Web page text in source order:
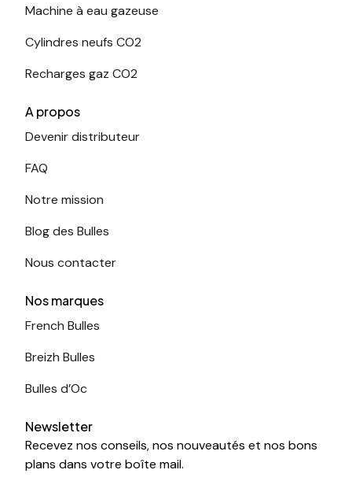
Machine à eau gazeuse
Cylindres neufs CO2
Recharges gaz CO2
A propos
Devenir distributeur
FAQ
Notre mission
Blog des Bulles
Nous contacter
Nos marques
French Bulles
Breizh Bulles
Bulles d’Oc
Newsletter
Recevez nos conseils, nos nouveautés et nos bons
plans dans votre boîte mail.